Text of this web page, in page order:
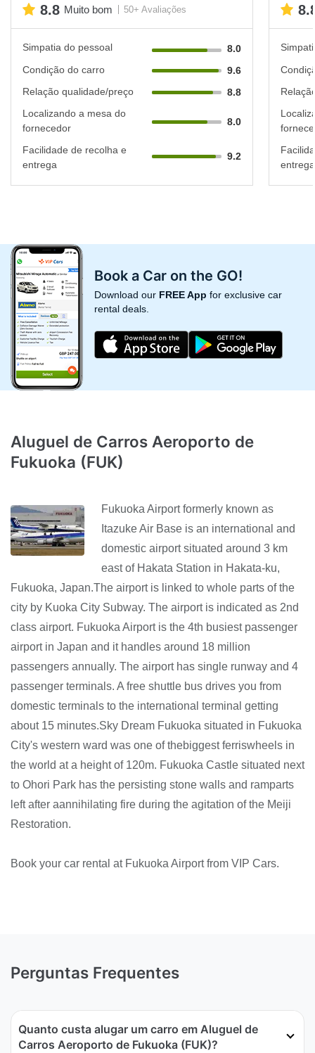
8.8 Muito bom 50+ Avaliações
Simpatia do pessoal
8.0
Condição do carro
9.6
Relação qualidade/preço
8.8
Localizando a mesa do
fornecedor
8.0
Facilidade de recolha e
entrega
9.2
entrega
Book a Car on the GO!
Download our FREE App for exclusive car
rental deals.
Aluguel de Carros Aeroporto de
Fukuoka (FUK)
Fukuoka Airport formerly known as
Itazuke Air Base is an international and
domestic airport situated around 3 km
east of Hakata Station in Hakata-ku,
Fukuoka, Japan.The airport is linked to whole parts of the
city by Kuoka City Subway. The airport is indicated as 2nd
class airport. Fukuoka Airport is the 4th busiest passenger
airport in Japan and it handles around 18 million
passengers annually. The airport has single runway and 4
passenger terminals. A free shuttle bus drives you from
domestic terminals to the international terminal getting
about 15 minutes.Sky Dream Fukuoka situated in Fukuoka
City's western ward was one of thebiggest ferriswheels in
the world at a height of 120m. Fukuoka Castle situated next
to Ohori Park has the persisting stone walls and ramparts
left after aannihilating fire during the agitation of the Meiji
Restoration.
Book your car rental at Fukuoka Airport from VIP Cars.
Perguntas Frequentes
Quanto custa alugar um carro em Aluguel de
Carros Aeroporto de Fukuoka (FUK)?